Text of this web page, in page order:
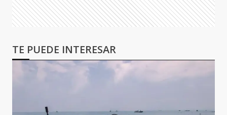
TE PUEDE INTERESAR